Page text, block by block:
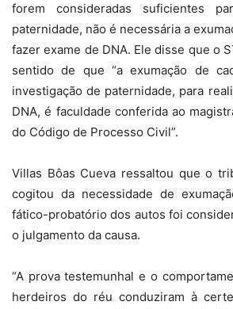
forem consideradas suficientes
paternidade, não é necessária a
fazer exame de DNA. Ele disse que o
sentido de que “a exumação de
investigação de paternidade, para
DNA, é faculdade conferida ao
do Código de Processo Civil”.
Villas Bôas Cueva ressaltou que o
cogitou da necessidade de
fático-probatório dos autos foi
o julgamento da causa.
“A prova testemunhal e o
herdeiros do réu conduziram à